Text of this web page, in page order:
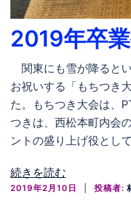
2019年卒
関東にも雪が降ると
お祝いする「もちつき
た。もちつき大会は、
つきは、西松本町内会
ントの盛り上げ役とし
続きを読む
2019年2月10日 投稿者: